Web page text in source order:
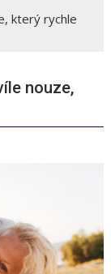
který rychle
nouze,